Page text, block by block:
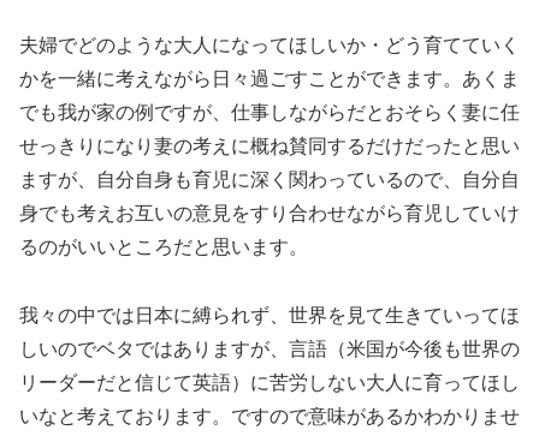
夫婦でどのような大人になってほしいか・どう育てていく
かを一緒に考えながら日々過ごすことができます。あくま
でも我が家の例ですが、仕事しながらだとおそらく妻に任
せっきりになり妻の考えに概ね賛同するだけだったと思い
ますが、自分自身も育児に深く関わっているので、自分自
身でも考えお互いの意見をすり合わせながら育児していけ
るのがいいところだと思います。
我々の中では日本に縛られず、世界を見て生きていってほ
しいのでベタではありますが、言語（米国が今後も世界の
リーダーだと信じて英語）に苦労しない大人に育ってほし
いなと考えております。ですので意味があるかわかりませ